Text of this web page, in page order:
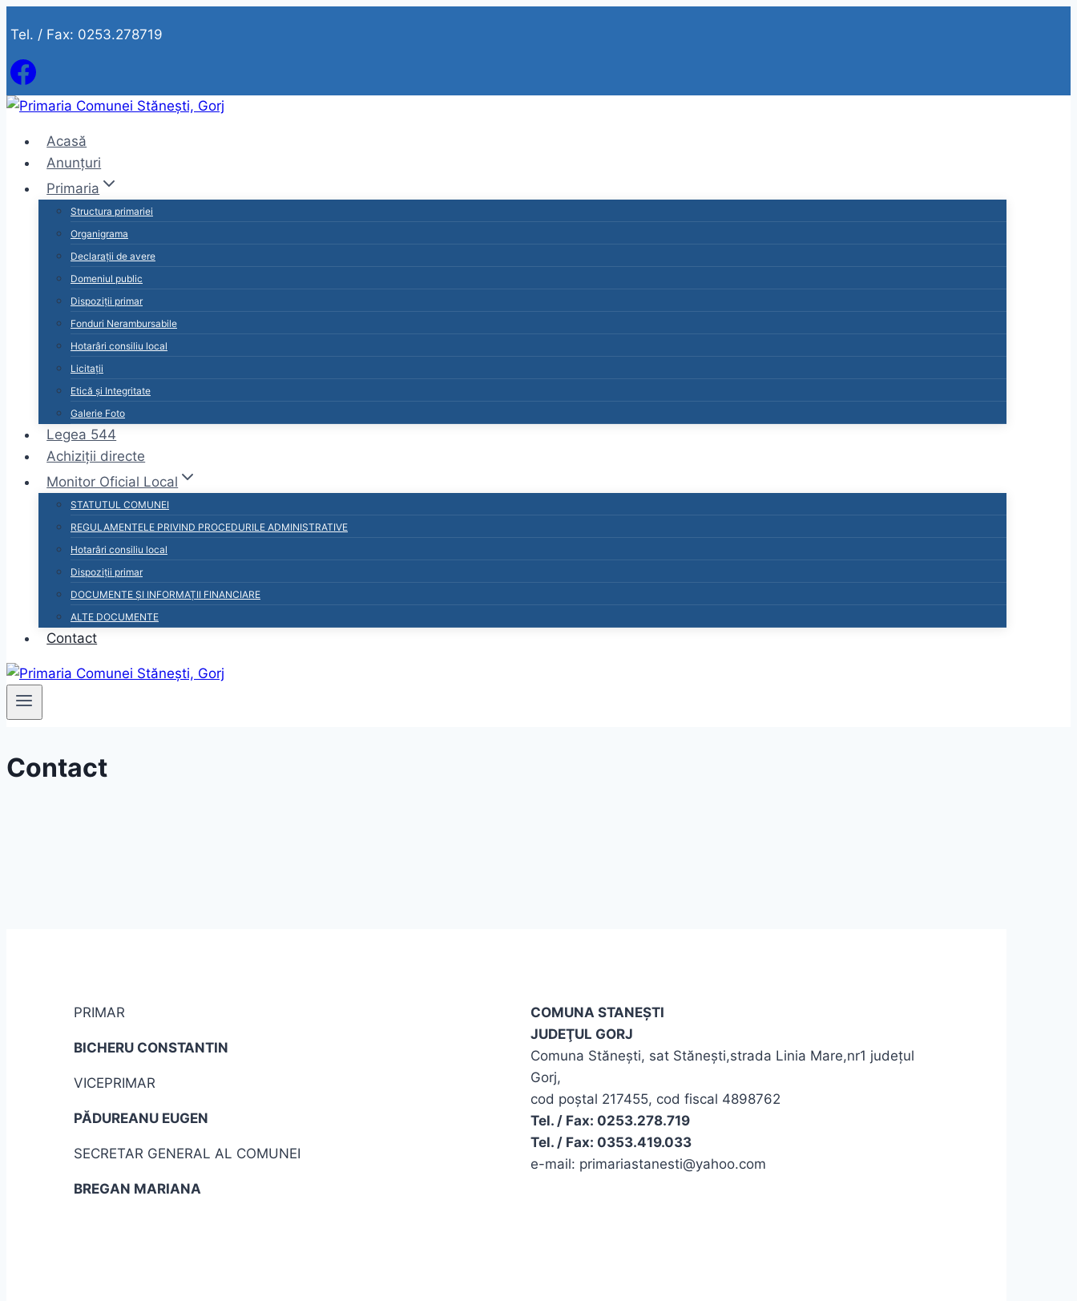
to
content
Tel. / Fax: 0253.278719
Acasă
Anunțuri
Primaria
Structura primariei
Organigrama
Declarații de avere
Domeniul public
Dispoziții primar
Fonduri Nerambursabile
Hotarâri consiliu local
Licitații
Etică și Integritate
Galerie Foto
Legea 544
Achiziții directe
Monitor Oficial Local
STATUTUL COMUNEI
REGULAMENTELE PRIVIND PROCEDURILE ADMINISTRATIVE
Hotarâri consiliu local
Dispoziții primar
DOCUMENTE ȘI INFORMAȚII FINANCIARE
ALTE DOCUMENTE
Contact
Contact
PRIMAR
BICHERU CONSTANTIN
VICEPRIMAR
PĂDUREANU EUGEN
SECRETAR GENERAL AL COMUNEI
BREGAN MARIANA
COMUNA STANEŞTI
JUDEŢUL GORJ
Comuna Stăneşti, sat Stăneşti,strada Linia Mare,nr1 judeţul
Gorj,
cod poştal 217455, cod fiscal 4898762
Tel. / Fax: 0253.278.719
Tel. / Fax: 0353.419.033
e-mail: primariastanesti@yahoo.com